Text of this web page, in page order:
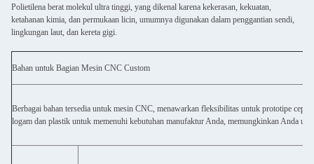
Polietilena berat molekul ultra tinggi, yang dikenal karena kekerasan, kekuatan,
ketahanan kimia, dan permukaan licin, umumnya digunakan dalam penggantian sendi,
lingkungan laut, dan kereta gigi.
Bahan untuk Bagian Mesin CNC Custom
Berbagai bahan tersedia untuk mesin CNC, menawarkan fleksibilitas untuk prototipe
logam dan plastik untuk memenuhi kebutuhan manufaktur Anda, memungkinkan Anda